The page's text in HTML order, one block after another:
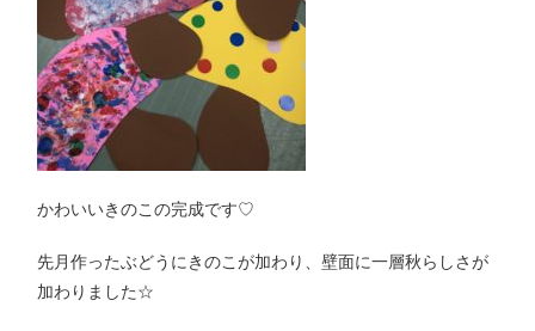
かわいいきのこの完成です♡
先月作ったぶどうにきのこが加わり、壁面に一層秋らしさが
加わりました☆